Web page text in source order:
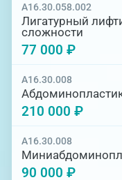
A16.30.058.002
Лигатурный
сложности
77 000 ₽
A16.30.008
210 000 ₽
A16.30.008
90 000 ₽